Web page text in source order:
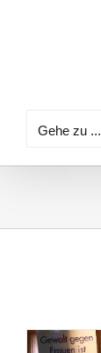
Gehe zu ...